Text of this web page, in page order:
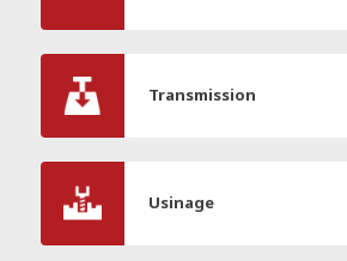
Transmission
Usinage